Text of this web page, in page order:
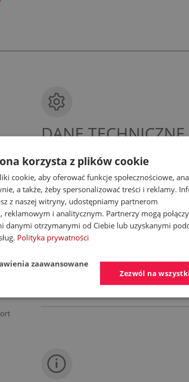
DANE TECHNICZNE
WYPOSAŻENIE
MONTAŻ
WYLEWKA
TYP
korzysta z plików cookie
cookie, aby oferować funkcje społecznościowe,
a także, żeby spersonalizować treści i reklamy.
z naszej witryny, udostępniamy partnerom
reklamowym i analitycznym. Partnerzy mogą
danymi otrzymanymi od Ciebie lub uzyskanymi
Polityka prywatności
Zezwól na
zaawansowane